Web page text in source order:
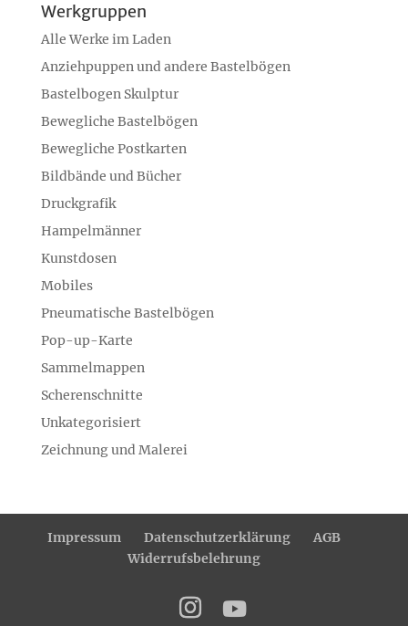
Werkgruppen
Alle Werke im Laden
Anziehpuppen und andere Bastelbögen
Bastelbogen Skulptur
Bewegliche Bastelbögen
Bewegliche Postkarten
Bildbände und Bücher
Druckgrafik
Hampelmänner
Kunstdosen
Mobiles
Pneumatische Bastelbögen
Pop-up-Karte
Sammelmappen
Scherenschnitte
Unkategorisiert
Zeichnung und Malerei
Impressum Datenschutzerklärung
AGB
Widerrufsbelehrung